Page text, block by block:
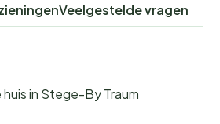
Veelgestelde vragen
in Stege-By Traum